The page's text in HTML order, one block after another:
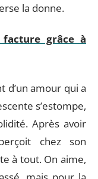
la donne.
facture grâce à
d’un amour qui a
s’estompe,
Après avoir
chez son
à tout. On aime,